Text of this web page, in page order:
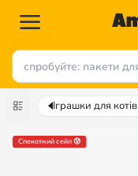
Іграшки для котів
Спекотний сейл 😰